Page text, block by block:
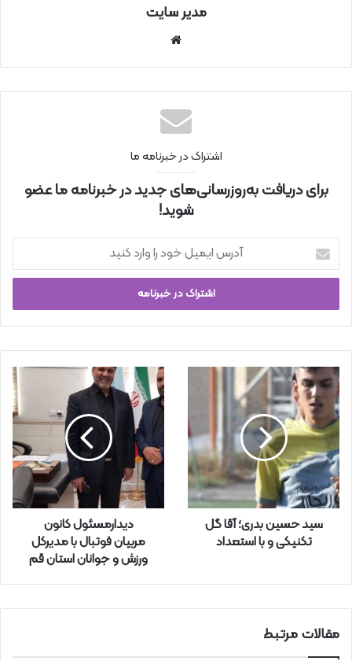
مدیر سایت
نتی
اشتراک در خبرنامه ما
برای دریافت به‌روزرسانی‌های جدید در خبرنامه ما عضو
شوید!
ر
ا
ی
ل
خ
و
د
ر
ا
و
ا
ر
سید حسین بدری؛ آقا گل
تکنیکی و با استعداد
دیدارمسئول کانون
مربیان فوتبال با مدیرکل
ورزش و جوانان استان قم
مقالات مرتبط